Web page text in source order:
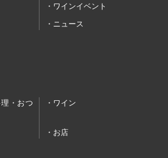
ワインイベント
ニュース
・おつ
ワイン
お店